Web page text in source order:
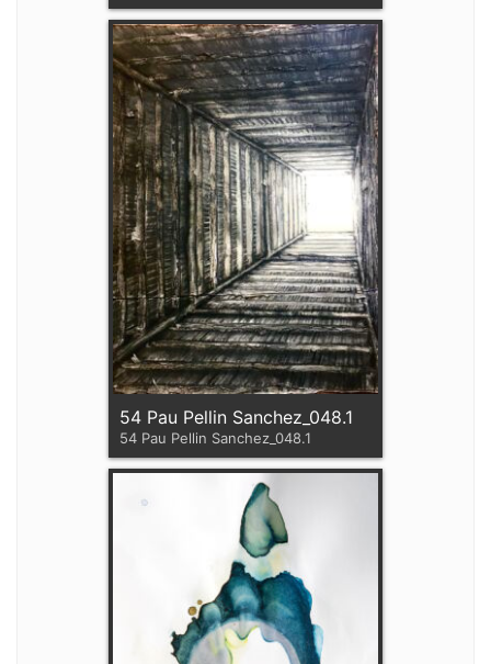
54 Pau Pellin Sanchez_048.1
54 Pau Pellin Sanchez_048.1